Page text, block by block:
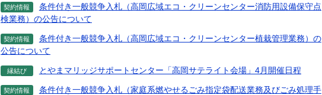
契約情報
条件付き一般競争入札（高岡広域エコ・クリーンセンター消防用設備保守点
検業務）の公告について
契約情報
条件付き一般競争入札（高岡広域エコ・クリーンセンター植栽管理業務）の
公告について
縁結び
とやまマリッジサポートセンター「高岡サテライト会場」4月開催日程
契約情報
条件付き一般競争入札（家庭系燃やせるごみ指定袋配送業務及びごみ処理手